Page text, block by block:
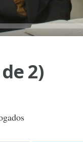
2)